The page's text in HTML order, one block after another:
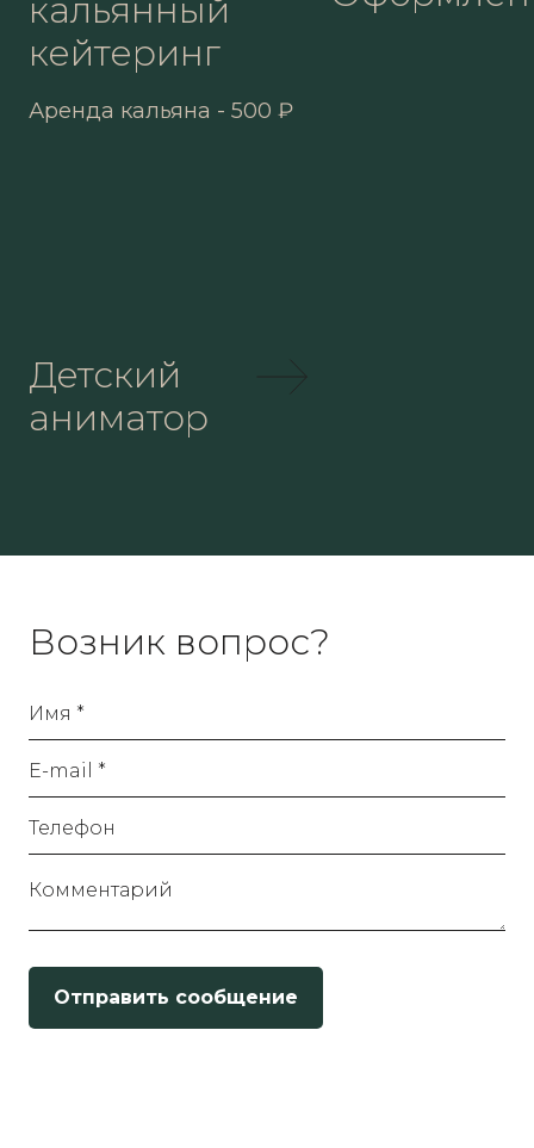
кальянный
кейтеринг
Аренда кальяна - 500 ₽
Детский
аниматор
Возник вопрос?
Имя *
E-mail *
Телефон
Комментарий
Отправить сообщение